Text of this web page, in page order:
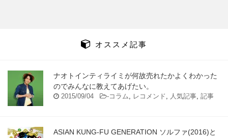
オススメ記事
ナオトインティライミが何故売れたかよくわかった
のでみんなに教えてあげたい。
2015/09/04 -コラム, レコメンド, 人気記事, 記事
ASIAN KUNG-FU GENERATION ソルファ(2016)と